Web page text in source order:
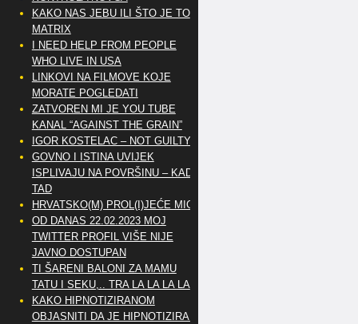
KAKO NAS JEBU ILI ŠTO JE TO
MATRIX
I NEED HELP FROM PEOPLE
WHO LIVE IN USA
LINKOVI NA FILMOVE KOJE
MORATE POGLEDATI
ZATVOREN MI JE YOU TUBE
KANAL “AGAINST THE GRAIN”
IGOR KOSTELAC – NOT GUILTY
GOVNO I ISTINA UVIJEK
ISPLIVAJU NA POVRŠINU – KAD
TAD
HRVATSKO(M) PROL(I)JEĆE MIG
OD DANAS 22.02.2023 MOJ
TWITTER PROFIL VIŠE NIJE
JAVNO DOSTUPAN
TI ŠARENI BALONI ZA MAMU
TATU I SEKU,.. TRA LA LA LA LA
KAKO HIPNOTIZIRANOM
OBJASNITI DA JE HIPNOTIZIRAN